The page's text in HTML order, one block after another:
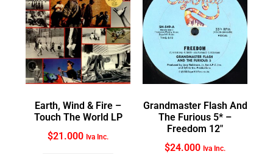
Earth, Wind & Fire ‎–
Touch The World LP
$21.000 Iva Inc.
Grandmaster Flash And
The Furious 5* ‎–
Freedom 12″
$24.000 Iva Inc.